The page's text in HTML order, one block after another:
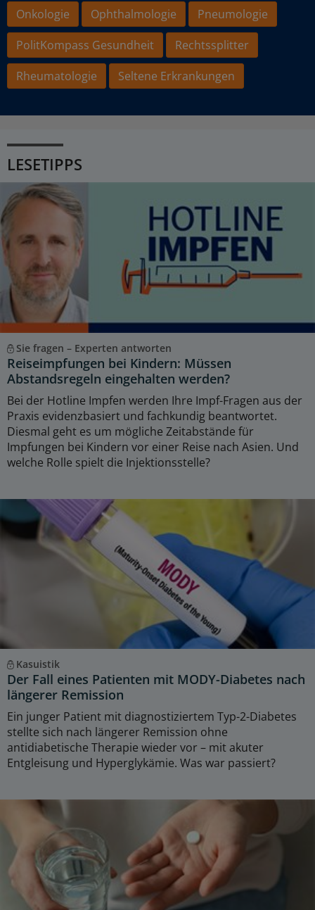
Onkologie
Ophthalmologie
Pneumologie
PolitKompass Gesundheit
Rechtssplitter
Rheumatologie
Seltene Erkrankungen
LESETIPPS
Sie fragen – Experten antworten
Reiseimpfungen bei Kindern: Müssen
Abstandsregeln eingehalten werden?
Bei der Hotline Impfen werden Ihre Impf-Fragen aus der
Praxis evidenzbasiert und fachkundig beantwortet.
Diesmal geht es um mögliche Zeitabstände für
Impfungen bei Kindern vor einer Reise nach Asien. Und
welche Rolle spielt die Injektionsstelle?
Kasuistik
Der Fall eines Patienten mit MODY-Diabetes nach
längerer Remission
Ein junger Patient mit diagnostiziertem Typ-2-Diabetes
stellte sich nach längerer Remission ohne
antidiabetische Therapie wieder vor – mit akuter
Entgleisung und Hyperglykämie. Was war passiert?